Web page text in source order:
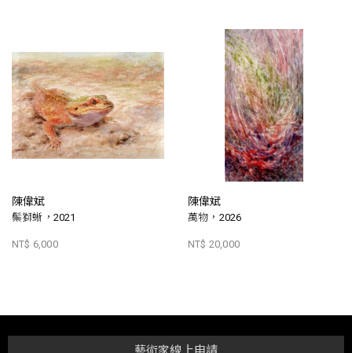
陳偉斌
鬃獅蜥，2021
NT$ 6,000
陳偉斌
萬物，2026
NT$ 20,000